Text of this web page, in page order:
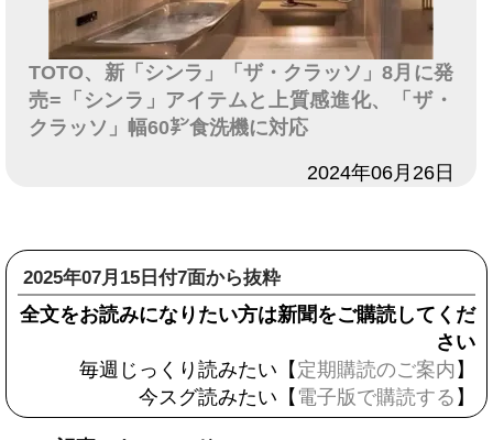
TOTO、新「シンラ」「ザ・クラッソ」8月に発
売=「シンラ」アイテムと上質感進化、「ザ・
クラッソ」幅60㌢食洗機に対応
2024年06月26日
2025年07月15日付7面から抜粋
全文をお読みになりたい方は新聞をご購読してくだ
さい
毎週じっくり読みたい【 定期購読のご案内 】
今スグ読みたい【 電子版で購読する 】